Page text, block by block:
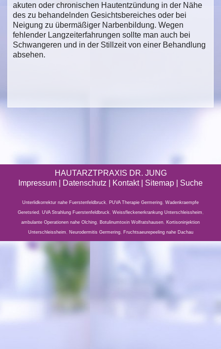
akuten oder chronischen Hautentzündung in der Nähe
des zu behandelnden Gesichtsbereiches oder bei
Neigung zu übermäßiger Narbenbildung. Wegen
fehlender Langzeiterfahrungen sollte man auch bei
Schwangeren und in der Stillzeit von einer Behandlung
absehen.
HAUTARZTPRAXIS DR. JUNG
Impressum
Datenschutz | Kontakt | Sitemap Suche
Unterlidkorrektur nahe Fuerstenfeldbruck, PUVA Therapie Germering, Wadenkraempfe
Geretsried , UVA Strahlung Fuerstenfeldbruck, Weissfleckenerkrankung Unterschleissheim ,
ambulante Operationen nahe Olching, Botulinumtoxin Wolfratshausen, Kortisoninjektion
Unterschleissheim , Neurodermitis Germering, Fruchtsaeurepeeling nahe Dachau